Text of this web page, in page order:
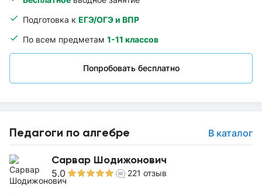
Подготовка к ЕГЭ/ОГЭ и ВПР
По всем предметам 1-11 классов
Попробовать бесплатно
Педагоги по алгебре В каталог
Сарвар Шодижонович
5.0 221 отзыв